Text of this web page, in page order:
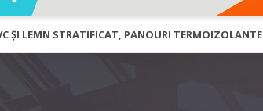
ȘI LEMN STRATIFICAT, PANOURI TERMOIZOLANTE